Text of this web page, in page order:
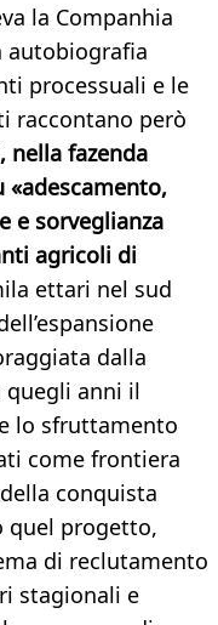
la Companhia
autobiografia
processuali e le
raccontano però
nella fazenda
e sorveglianza
agricoli di
ettari nel sud
dalla
anni il
lo sfruttamento
come frontiera
conquista
quel progetto,
di reclutamento
stagionali e